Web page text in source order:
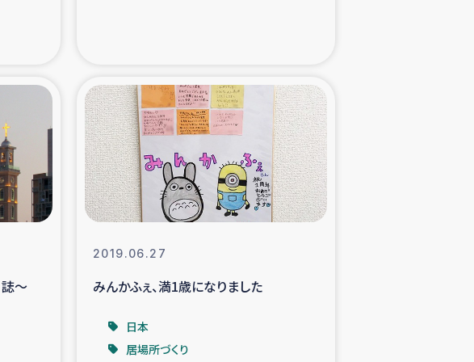
デニヤヤ小規模紅茶農家支援
ナロ県マウベシ郡でのコーヒー畑改善事業
女性の生計向上支援
～
2019.06.27
みんかふぇ、満1歳になりました
日本
居場所づくり